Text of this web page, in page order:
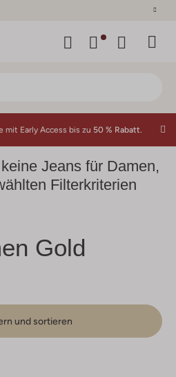
mit Early Access bis zu 50 % Rabatt.
Jeans für Damen,
Filterkriterien
Gold
und sortieren